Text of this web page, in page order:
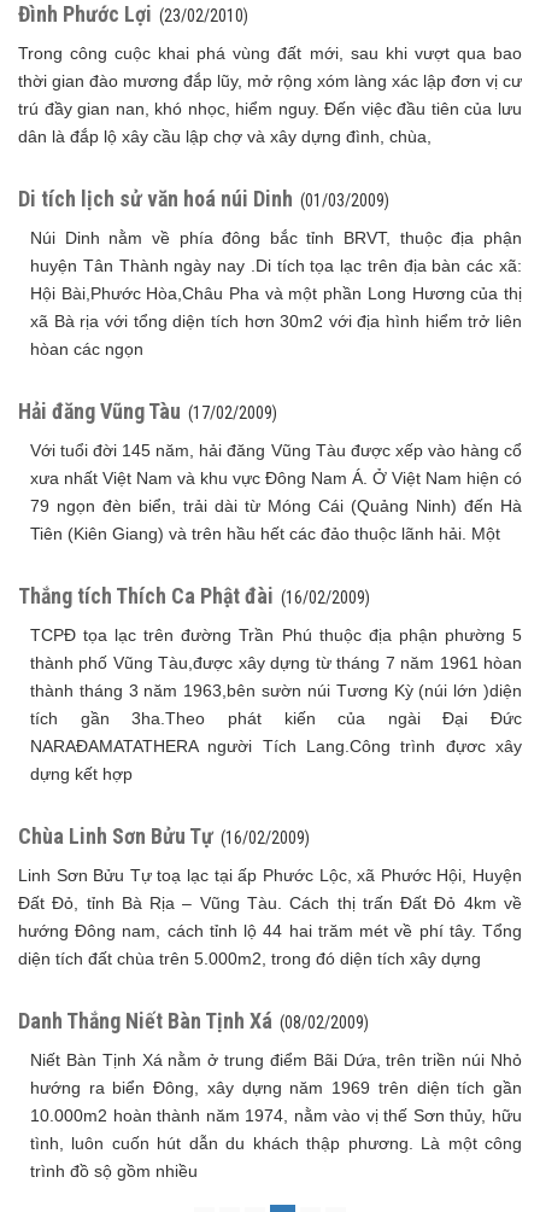
Đình Phước Lợi (23/02/2010)
Trong công cuộc khai phá vùng đất mới, sau khi vượt qua bao
thời gian đào mương đắp lũy, mở rộng xóm làng xác lập đơn vị cư
trú đầy gian nan, khó nhọc, hiểm nguy. Đến việc đầu tiên của lưu
dân là đắp lộ xây cầu lập chợ và xây dựng đình, chùa,
Di tích lịch sử văn hoá núi Dinh (01/03/2009)
Núi Dinh nằm về phía đông bắc tỉnh BRVT, thuộc địa phận
huyện Tân Thành ngày nay .Di tích tọa lạc trên địa bàn các xã:
Hội Bài,Phước Hòa,Châu Pha và một phần Long Hương của thị
xã Bà rịa với tổng diện tích hơn 30m2 với địa hình hiểm trở liên
hòan các ngọn
Hải đăng Vũng Tàu (17/02/2009)
Với tuổi đời 145 năm, hải đăng Vũng Tàu được xếp vào hàng cổ
xưa nhất Việt Nam và khu vực Đông Nam Á. Ở Việt Nam hiện có
79 ngọn đèn biển, trải dài từ Móng Cái (Quảng Ninh) đến Hà
Tiên (Kiên Giang) và trên hầu hết các đảo thuộc lãnh hải. Một
Thắng tích Thích Ca Phật đài (16/02/2009)
TCPĐ tọa lạc trên đường Trần Phú thuộc địa phận phường 5
thành phố Vũng Tàu,được xây dựng từ tháng 7 năm 1961 hòan
thành tháng 3 năm 1963,bên sườn núi Tương Kỳ (núi lớn )diện
tích gần 3ha.Theo phát kiến của ngài Đại Đức
NARAĐAMATATHERA người Tích Lang.Công trình đựơc xây
dựng kết hợp
Chùa Linh Sơn Bửu Tự (16/02/2009)
Linh Sơn Bửu Tự toạ lạc tại ấp Phước Lộc, xã Phước Hội, Huyện
Đất Đỏ, tỉnh Bà Rịa – Vũng Tàu. Cách thị trấn Đất Đỏ 4km về
hướng Đông nam, cách tỉnh lộ 44 hai trăm mét về phí tây. Tổng
diện tích đất chùa trên 5.000m2, trong đó diện tích xây dựng
Danh Thắng Niết Bàn Tịnh Xá (08/02/2009)
Niết Bàn Tịnh Xá nằm ở trung điểm Bãi Dứa, trên triền núi Nhỏ
hướng ra biển Đông, xây dựng năm 1969 trên diện tích gần
10.000m2 hoàn thành năm 1974, nằm vào vị thế Sơn thủy, hữu
tình, luôn cuốn hút dẫn du khách thập phương. Là một công
trình đồ sộ gồm nhiều